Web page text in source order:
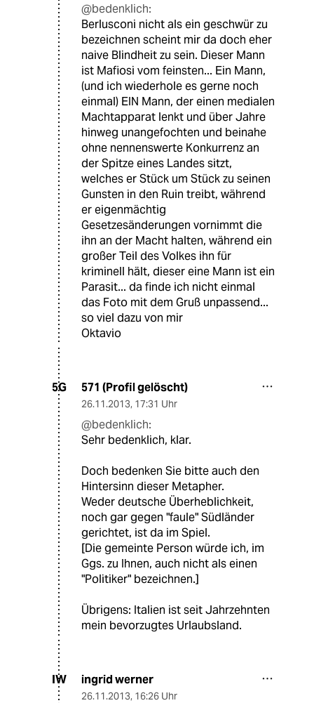
@bedenklich:
Berlusconi nicht als ein geschwür zu
bezeichnen scheint mir da doch eher
naive Blindheit zu sein. Dieser Mann
ist Mafiosi vom feinsten... Ein Mann,
(und ich wiederhole es gerne noch
einmal) EIN Mann, der einen medialen
Machtapparat lenkt und über Jahre
hinweg unangefochten und beinahe
ohne nennenswerte Konkurrenz an
der Spitze eines Landes sitzt,
welches er Stück um Stück zu seinen
Gunsten in den Ruin treibt, während
er eigenmächtig
Gesetzesänderungen vornimmt die
ihn an der Macht halten, während ein
großer Teil des Volkes ihn für
kriminell hält, dieser eine Mann ist ein
Parasit... da finde ich nicht einmal
das Foto mit dem Gruß unpassend...
so viel dazu von mir
Oktavio
5G 571 (Profil gelöscht)
26.11.2013, 17:31 Uhr
@bedenklich:
Sehr bedenklich, klar.
Doch bedenken Sie bitte auch den
Hintersinn dieser Metapher.
Weder deutsche Überheblichkeit,
noch gar gegen "faule" Südländer
gerichtet, ist da im Spiel.
[Die gemeinte Person würde ich, im
Ggs. zu Ihnen, auch nicht als einen
"Politiker" bezeichnen.]
Übrigens: Italien ist seit Jahrzehnten
mein bevorzugtes Urlaubsland.
IW ingrid werner
26.11.2013, 16:26 Uhr